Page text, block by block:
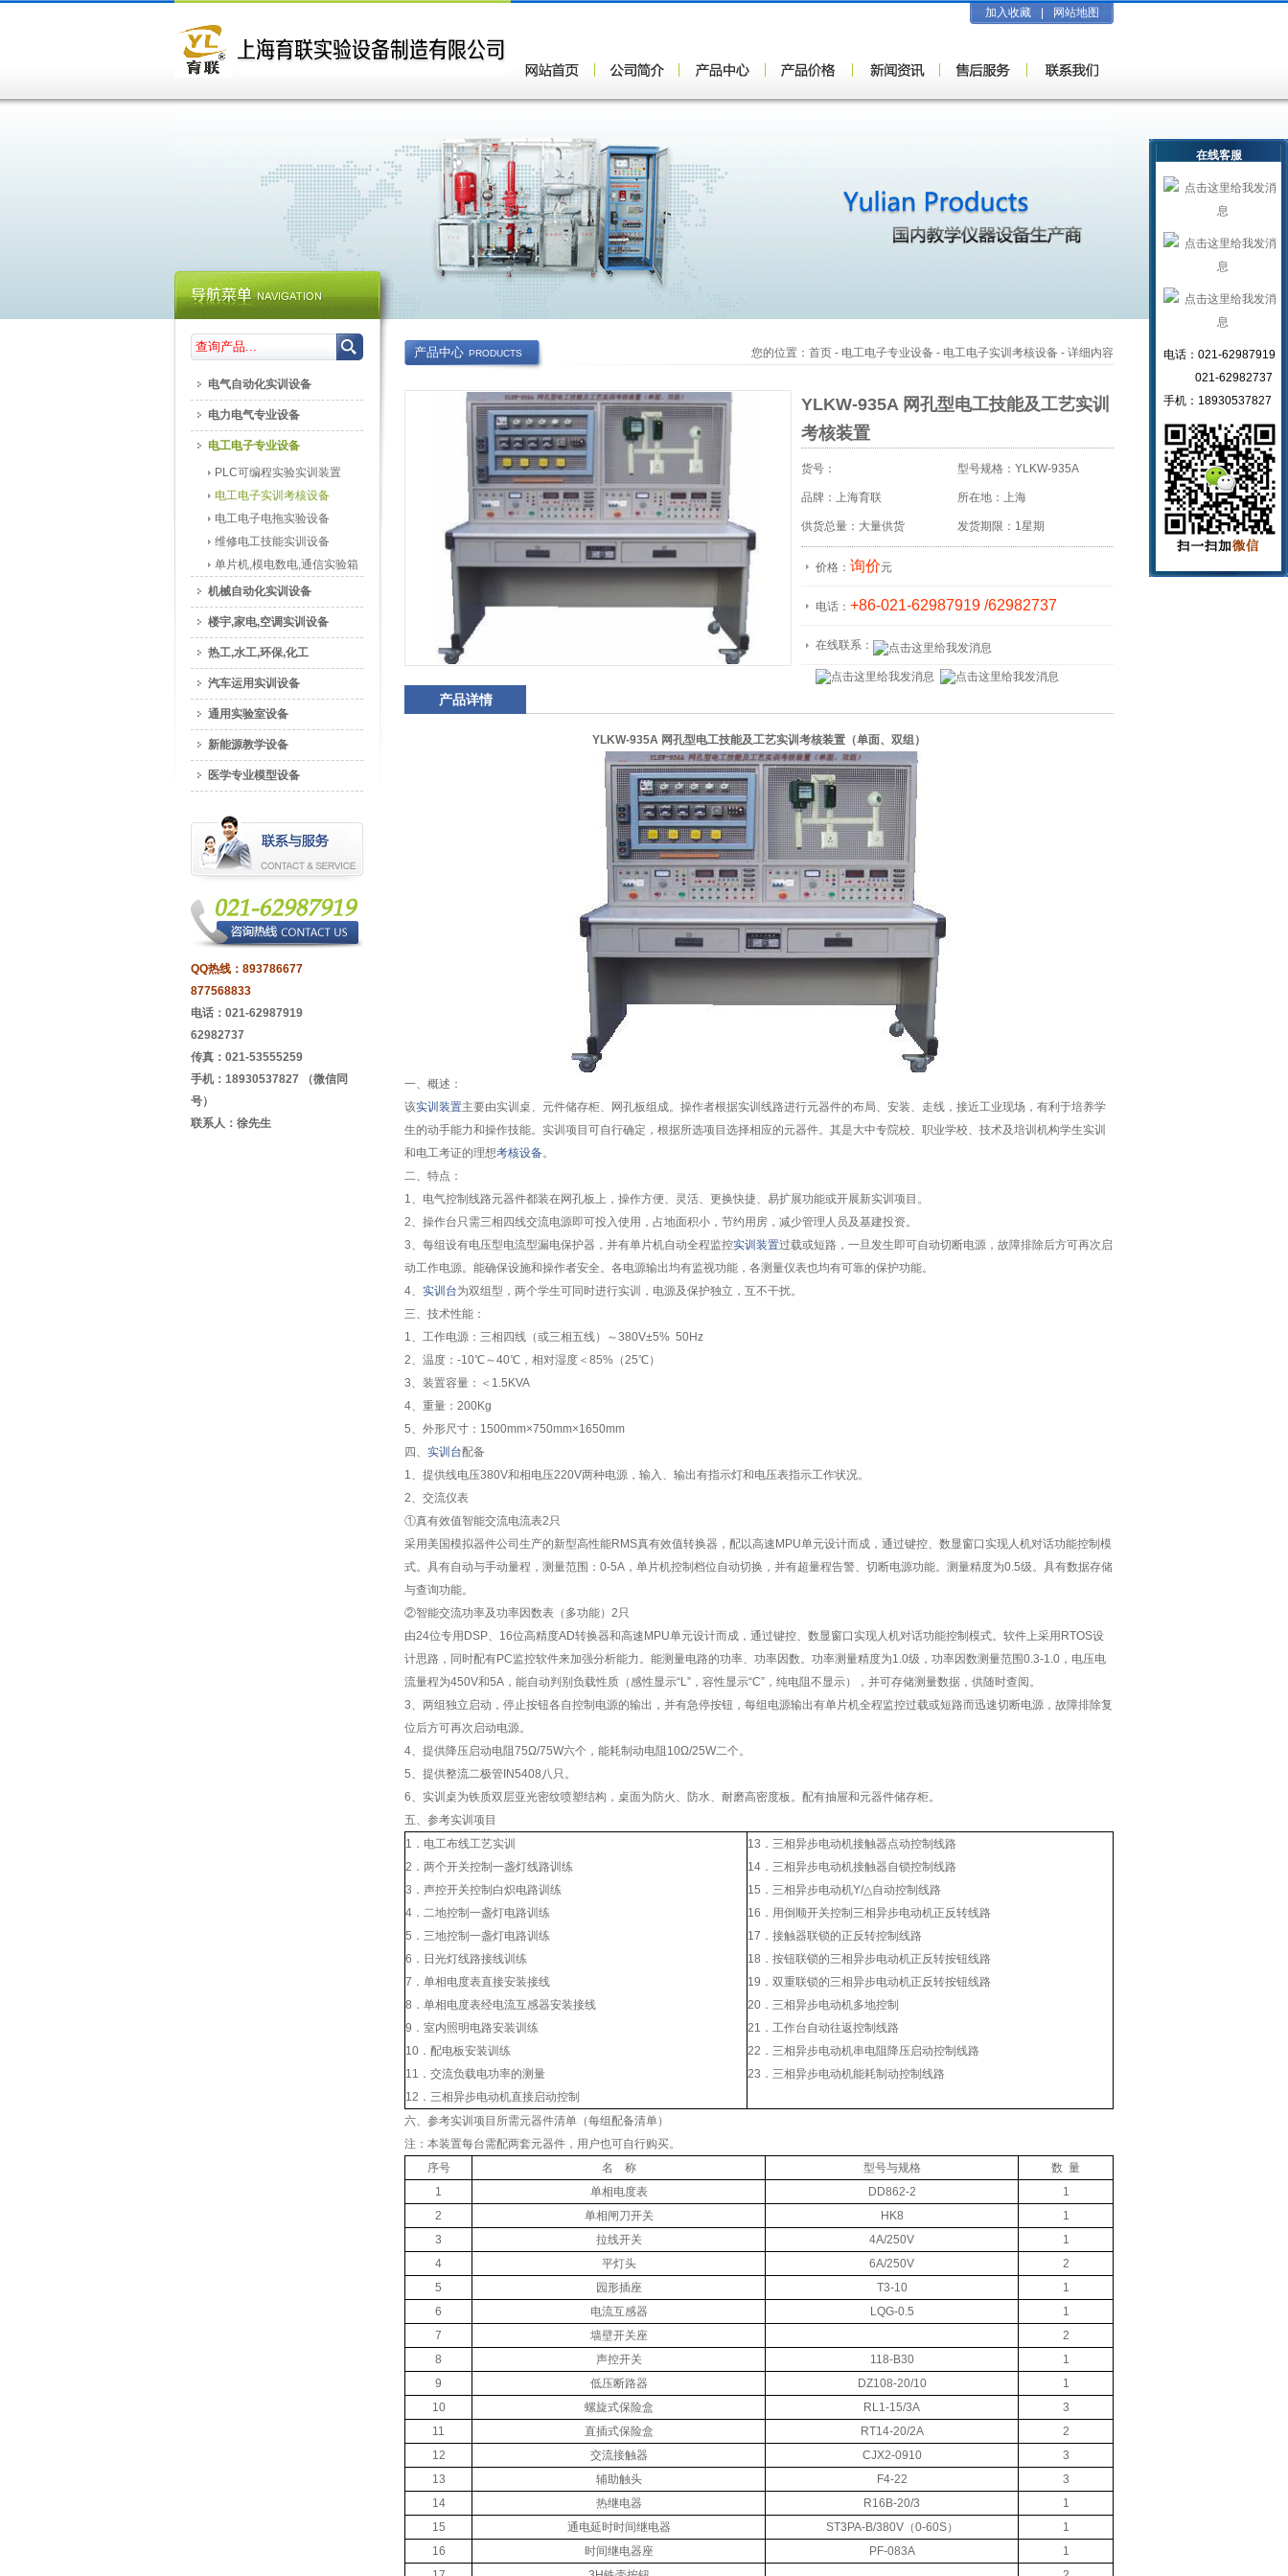
加入收藏 网站地图
产品中心 PRODUCTS 您的位置： 首页 - 电工电子专业设备 - 电工电子实训考核设备 - 详细内容
YLKW-935A 网孔型电工技能及工艺实训
考核装置
货号： 型号规格：YLKW-935A
品牌：上海育联 所在地：上海
供货总量：大量供货 发货期限：1星期
价格： 询价元
电话： +86-021-62987919 /62982737
在线联系：
产品详情
YLKW-935A 网孔型电工技能及工艺实训考核装置（单面、双组）
一、概述：
该实训装置主要由实训桌、元件储存柜、网孔板组成。操作者根据实训线路进行元器件的布局、安装、走线，接近工业现场，有利于培养学
生的动手能力和操作技能。实训项目可自行确定，根据所选项目选择相应的元器件。其是大中专院校、职业学校、技术及培训机构学生实训
和电工考证的理想考核设备。
二、特点：
1、电气控制线路元器件都装在网孔板上，操作方便、灵活、更换快捷、易扩展功能或开展新实训项目。
2、操作台只需三相四线交流电源即可投入使用，占地面积小，节约用房，减少管理人员及基建投资。
3、每组设有电压型电流型漏电保护器，并有单片机自动全程监控实训装置过载或短路，一旦发生即可自动切断电源，故障排除后方可再次启
动工作电源。能确保设施和操作者安全。各电源输出均有监视功能，各测量仪表也均有可靠的保护功能。
4、 实训台为双组型，两个学生可同时进行实训，电源及保护独立，互不干扰。
三、技术性能：
1、工作电源：三相四线（或三相五线）～380V±5% 50Hz
2、温度：-10℃～40℃，相对湿度＜85%（25℃）
3、装置容量：＜1.5KVA
4、重量：200Kg
5、外形尺寸：1500mm×750mm×1650mm
四、 实训台配备
1、提供线电压380V和相电压220V两种电源，输入、输出有指示灯和电压表指示工作状况。
2、交流仪表
①真有效值智能交流电流表2只
采用美国模拟器件公司生产的新型高性能RMS真有效值转换器，配以高速MPU单元设计而成，通过键控、数显窗口实现人机对话功能控制模
式。具有自动与手动量程，测量范围：0-5A，单片机控制档位自动切换，并有超量程告警、切断电源功能。测量精度为0.5级。具有数据存储
与查询功能。
②智能交流功率及功率因数表（多功能）2只
由24位专用DSP、16位高精度AD转换器和高速MPU单元设计而成，通过键控、数显窗口实现人机对话功能控制模式。软件上采用RTOS设
计思路，同时配有PC监控软件来加强分析能力。能测量电路的功率、功率因数。功率测量精度为1.0级，功率因数测量范围0.3-1.0，电压电
流量程为450V和5A，能自动判别负载性质（感性显示“L”，容性显示“C”，纯电阻不显示），并可存储测量数据，供随时查阅。
3、两组独立启动，停止按钮各自控制电源的输出，并有急停按钮，每组电源输出有单片机全程监控过载或短路而迅速切断电源，故障排除复
位后方可再次启动电源。
4、提供降压启动电阻75Ω/75W六个，能耗制动电阻10Ω/25W二个。
5、提供整流二极管IN5408八只。
6、实训桌为铁质双层亚光密纹喷塑结构，桌面为防火、防水、耐磨高密度板。配有抽屉和元器件储存柜。
五、参考实训项目
1．电工布线工艺实训
2．两个开关控制一盏灯线路训练
3．声控开关控制白炽电路训练
4．二地控制一盏灯电路训练
5．三地控制一盏灯电路训练
6．日光灯线路接线训练
7．单相电度表直接安装接线
8．单相电度表经电流互感器安装接线
9．室内照明电路安装训练
10．配电板安装训练
11．交流负载电功率的测量
12．三相异步电动机直接启动控制
13．三相异步电动机接触器点动控制线路
14．三相异步电动机接触器自锁控制线路
15．三相异步电动机Y/△自动控制线路
16．用倒顺开关控制三相异步电动机正反转线路
17．接触器联锁的正反转控制线路
18．按钮联锁的三相异步电动机正反转按钮线路
19．双重联锁的三相异步电动机正反转按钮线路
20．三相异步电动机多地控制
21．工作台自动往返控制线路
22．三相异步电动机串电阻降压启动控制线路
23．三相异步电动机能耗制动控制线路
六、参考实训项目所需元器件清单（每组配备清单）
注：本装置每台需配两套元器件，用户也可自行购买。
序号
名 称 型号与规格
数 量
1
单相电度表 DD862-2
1
2
单相闸刀开关 HK8
1
3
拉线开关 4A/250V
1
4
平灯头 6A/250V
2
5
园形插座 T3-10
1
6
电流互感器 LQG-0.5
1
7
墙壁开关座
2
8
声控开关 118-B30
1
9
低压断路器 DZ108-20/10
1
10
螺旋式保险盒 RL1-15/3A
3
11
直插式保险盒 RT14-20/2A
2
12
交流接触器 CJX2-0910
3
13
辅助触头 F4-22
3
14
热继电器 R16B-20/3
1
15
通电延时时间继电器 ST3PA-B/380V（0-60S）
1
16
时间继电器座 PF-083A
1
电气自动化实训设备
电力电气专业设备
电工电子专业设备
PLC可编程实验实训装置
电工电子实训考核设备
电工电子电拖实验设备
维修电工技能实训设备
单片机,模电数电,通信实验箱
机械自动化实训设备
楼宇,家电,空调实训设备
热工,水工,环保,化工
汽车运用实训设备
通用实验室设备
新能源教学设备
医学专业模型设备
QQ热线： 893786677
877568833
电话：021-62987919
62982737
传真：021-53555259
手机：18930537827 （微信同
号）
联系人：徐先生
在线客服
电话：021-62987919
021-62982737
手机：18930537827